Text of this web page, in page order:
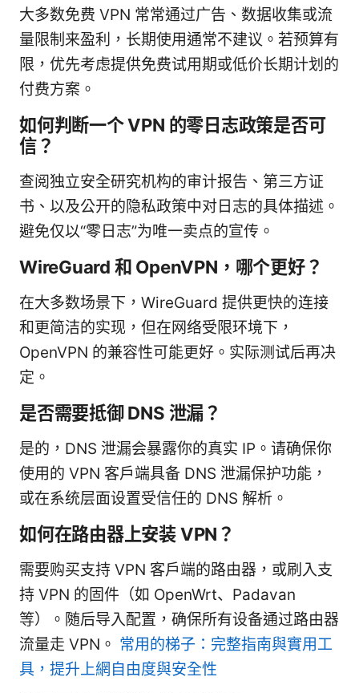
大多数免费 VPN 常常通过广告、数据收集或流
量限制来盈利，长期使用通常不建议。若预算有
限，优先考虑提供免费试用期或低价长期计划的
付费方案。
如何判断一个 VPN 的零日志政策是否可
信？
查阅独立安全研究机构的审计报告、第三方证
书、以及公开的隐私政策中对日志的具体描述。
避免仅以“零日志”为唯一卖点的宣传。
WireGuard 和 OpenVPN，哪个更好？
在大多数场景下，WireGuard 提供更快的连接
和更简洁的实现，但在网络受限环境下，
OpenVPN 的兼容性可能更好。实际测试后再决
定。
是否需要抵御 DNS 泄漏？
是的，DNS 泄漏会暴露你的真实 IP。请确保你
使用的 VPN 客户端具备 DNS 泄漏保护功能，
或在系统层面设置受信任的 DNS 解析。
如何在路由器上安装 VPN？
需要购买支持 VPN 客户端的路由器，或刷入支
持 VPN 的固件（如 OpenWrt、Padavan
等）。随后导入配置，确保所有设备通过路由器
流量走 VPN。 常用的梯子：完整指南與實用工
具，提升上網自由度與安全性